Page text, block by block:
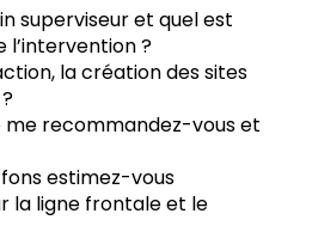
superviseur et quel est
l’intervention ?
la création des sites
me recommandez-vous et
estimez-vous
la ligne frontale et le